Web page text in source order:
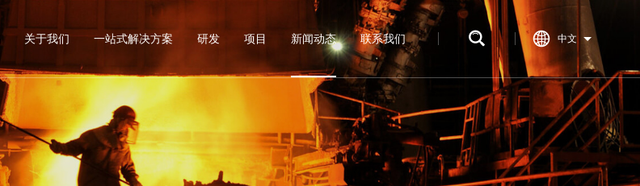
关于我们 一站式解决方案 研发 项目 新闻动态 联系我们 中文